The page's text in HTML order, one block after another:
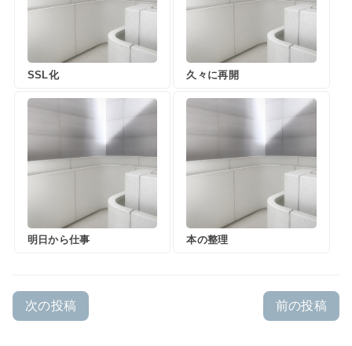
SSL化 久々に再開
明日から仕事 本の整理
次の投稿 前の投稿